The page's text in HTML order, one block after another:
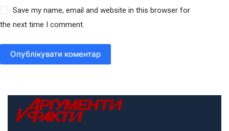
Save my name, email and website in this browser for
the next time I comment.
Опублікувати коментар